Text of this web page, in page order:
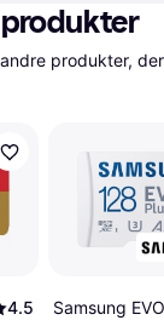
produkter
produkter,
4.5
Samsung EVO